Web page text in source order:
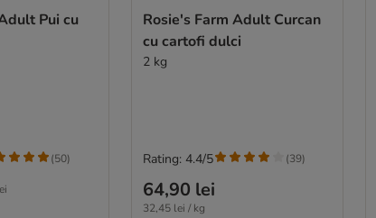
Pui cu
(50)
Rosie's Farm Adult Curcan
cu cartofi dulci
2 kg
64,90 lei
32,45 lei / kg
Rating: 4.4/5 (39)